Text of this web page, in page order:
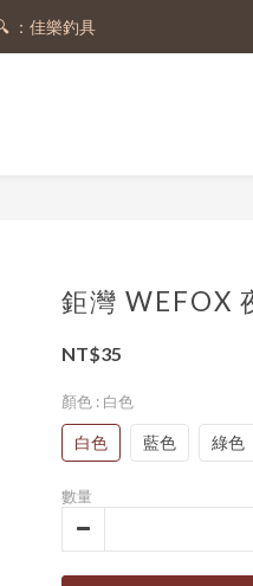
購物金
：佳樂釣具
鉅灣 WEFOX
NT$35
顏色 : 白色
白色 藍色 綠色
數量